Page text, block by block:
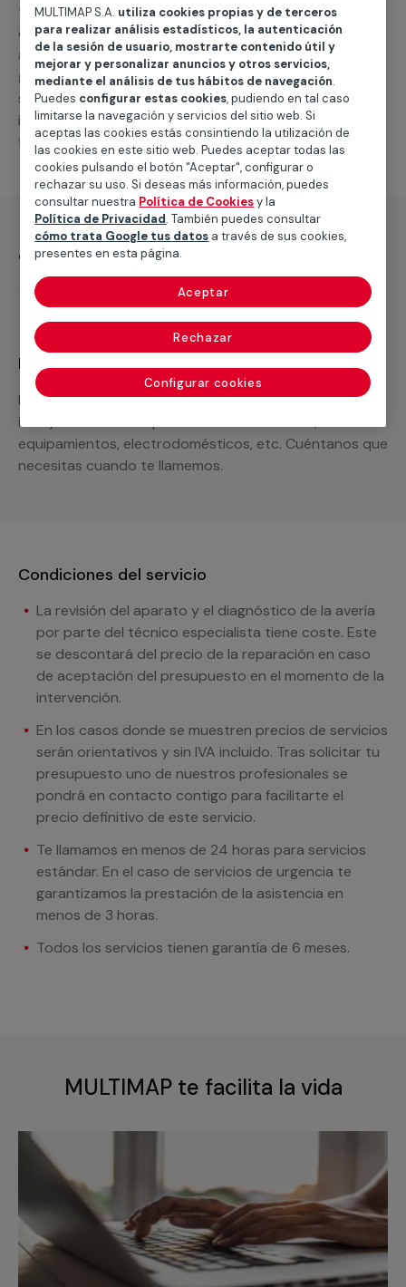
técnico de MULTIMAP contactará inmediatamente
contigo para informarte sobre las diferentes
alternativas que podemos ofrecerte para elservicio
general de climatización frio, como por ejemplo el
suministro de los materiales necesarios, las
intervenciones a realizar, o la mano de obra que hará
falta para completar tu proyecto.
¿Qué incluye?
Recuerda que en MULTIMAP
Podemos ofrecer cualquier servicio a medida
incluyendo todo lo que necesites: materiales,
equipamientos, electrodomésticos, etc. Cuéntanos que
necesitas cuando te llamemos.
Condiciones del servicio
La revisión del aparato y el diagnóstico de la avería
por parte del técnico especialista tiene coste. Este
se descontará del precio de la reparación en caso
de aceptación del presupuesto en el momento de la
intervención.
En los casos donde se muestren precios de servicios
serán orientativos y sin IVA incluido. Tras solicitar tu
presupuesto uno de nuestros profesionales se
pondrá en contacto contigo para facilitarte el
precio definitivo de este servicio.
Te llamamos en menos de 24 horas para servicios
estándar. En el caso de servicios de urgencia te
garantizamos la prestación de la asistencia en
menos de 3 horas.
Todos los servicios tienen garantía de 6 meses.
MULTIMAP te facilita la vida
MULTIMAP S.A. utiliza cookies propias y de terceros
para realizar análisis estadísticos, la autenticación
de la sesión de usuario, mostrarte contenido útil y
mejorar y personalizar anuncios y otros servicios,
mediante el análisis de tus hábitos de navegación.
Puedes configurar estas cookies, pudiendo en tal caso
limitarse la navegación y servicios del sitio web. Si
aceptas las cookies estás consintiendo la utilización de
las cookies en este sitio web. Puedes aceptar todas las
cookies pulsando el botón "Aceptar", configurar o
rechazar su uso. Si deseas más información, puedes
consultar nuestra Política de Cookiesy la
Política de Privacidad. También puedes consultar
cómo trata Google tus datos a través de sus cookies,
presentes en esta página.
Configurar cookies
Rechazar
Aceptar